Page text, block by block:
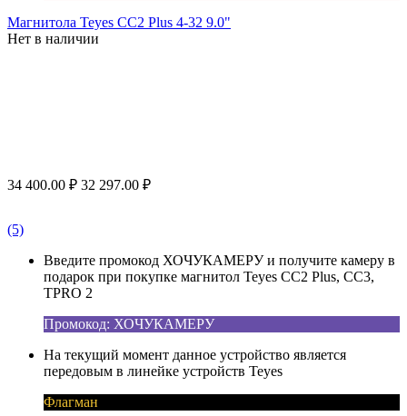
Магнитола Teyes CC2 Plus 4-32 9.0"
Нет в наличии
34 400.00 ₽ 32 297.00 ₽
(5)
Введите промокод ХОЧУКАМЕРУ и получите камеру в
подарок при покупке магнитол Teyes CC2 Plus, CC3,
TPRO 2
Промокод: ХОЧУКАМЕРУ
На текущий момент данное устройство является
передовым в линейке устройств Teyes
Флагман